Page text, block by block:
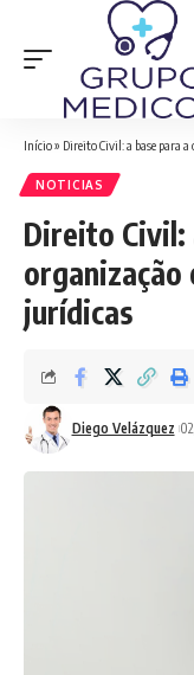
Início» Direito Civil: a base para
NOTICIAS
Direito Civil:
organização
jurídicas
Diego Velázquez